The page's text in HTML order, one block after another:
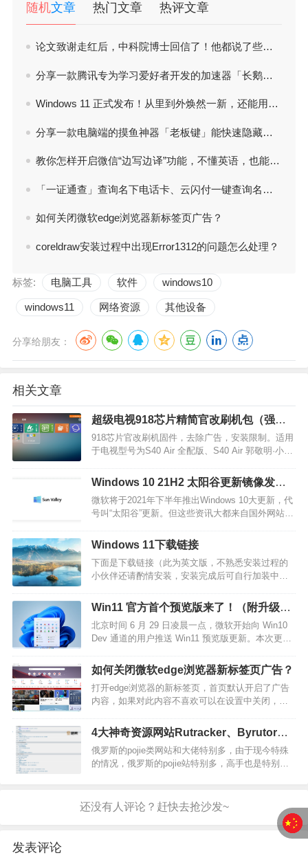
随机文章 热门文章 热评文章
论文致谢走红后，中科院博士回信了！他都说了些什么？
分享一款腾讯专为学习爱好者开发的加速器「长鹅教育加速器」
Windows 11 正式发布！从里到外焕然一新，还能用安卓！
分享一款电脑端的摸鱼神器「老板键」能快速隐藏程序 无需安装
教你怎样开启微信“边写边译”功能，不懂英语，也能跟老外聊天
「一证通查」查询名下电话卡、云闪付一键查询名下银行卡信息，关注自己信息安全
如何关闭微软edge浏览器新标签页广告？
coreldraw安装过程中出现Error1312的问题怎么处理？
标签: 电脑工具 软件 windows10
windows11 网络资源 其他设备
分享给朋友：
相关文章
超级电视918芯片精简官改刷机包（强制
升级版）
918芯片官改刷机固件，去除广告，安装限制。适用
于电视型号为S40 Air 全配版、S40 Air 郭敬明·小时
代、S40Air-L 2015、S40 Air 2015（SDP）、(X3-
40取消蓝牙板)、S50Air 2D全配…
Windows 10 21H2 太阳谷更新镜像发
布，带你抢先体验（附下载）
微软将于2021年下半年推出Windows 10大更新，代
号叫“太阳谷”更新。但这些资讯大都来自国外网站，
上手体验。不过，就在4月11日，微软开放了Win10
Build 21354 ISO镜像下载，也就是俗称的21H2，这
个版本即将于2021年下半年推送…
Windows 11下载链接
下面是下载链接（此为英文版，不熟悉安装过程的
小伙伴还请酌情安装，安装完成后可自行加装中文
版 / 专业版 / 专业工作站 / 家庭单语言版 )文件名
称：21996.1.210529-
1541.co_release_CLIENT_CONSUME…
Win11 官方首个预览版来了！（附升级方
法）
北京时间 6 月 29 日凌晨一点，微软开始向 Win10
Dev 通道的用户推送 Win11 预览版更新。本次更新
通了解到，首个预览版不支持 Android App，汉化不
够完全，Bug 也比较多，因此不建议在工作主力机
上安装…
如何关闭微软edge浏览器新标签页广告？
打开edge浏览器的新标签页，首页默认开启了广告
内容，如果对此内容不喜欢可以在设置中关闭，还
标签页点击右上角的的设置按钮 — > 自定义 — >
内容 ，将其改为”内容关闭“，即可将浏览器底部广
告关闭。首页就干干净…
4大神奇资源网站Rutracker、Byrutor、
IDM、Switch520，俄罗斯最大资源站和
最大游戏站，直接搬空Steam平台！
俄罗斯的pojie类网站和大佬特别多，由于现今特殊
的情况，俄罗斯的pojie站特别多，高手也是特别多
年以前，毫不夸张的讲，世界上的破解资源，如果
Rutracker都没有，那就是…
发表评论